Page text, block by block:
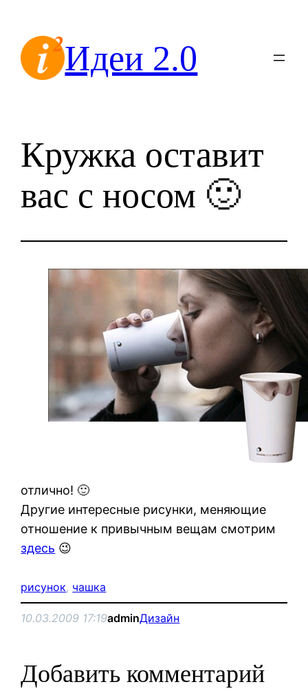
содержимомуИдеи 2.0
Кружка оставит
вас с носом 🙂
отлично! 🙂
Другие интересные рисунки, меняющие
отношение к привычным вещам смотрим
здесь 😉
рисунок, чашка
10.03.2009 17:19adminДизайн
Добавить комментарий